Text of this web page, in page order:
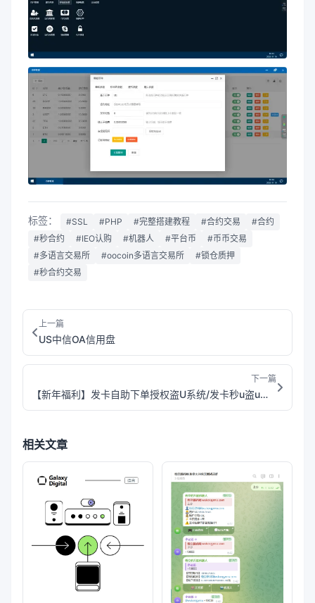
标签： #SSL #PHP #完整搭建教程 #合约交易
#合约
#秒合约
#IEO认购 #机器人 #平台币
#币币交易
#多语言交易所
#oocoin多语言交易所
#锁仓质押
#秒合约交易
上一篇
US中信OA信用盘
下一篇
【新年福利】发卡自助下单授权盗U系统/发卡秒u盗u系统/余额大于设定金额切换为多签授权
相关文章